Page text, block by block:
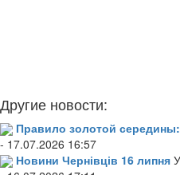
Другие новости:
Правило золотой
- 17.07.2026 16:57
Новини Чернівців 16 липня